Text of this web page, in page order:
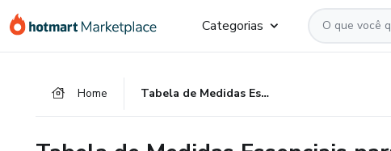
para
para
para
Categorias
Home Tabela de Medidas Essenciais para Diagnóstico Rápido